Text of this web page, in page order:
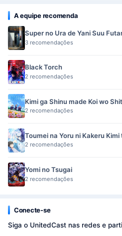
A equipe recomenda
Super no Ura de Yani Suu
3 recomendações
Black Torch
2 recomendações
Kimi ga Shinu made Koi wo
2 recomendações
Toumei na Yoru ni Kakeru
2 recomendações
Yomi no Tsugai
2 recomendações
Conecte-se
Siga o UnitedCast nas redes e